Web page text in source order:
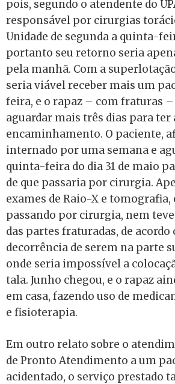
pois, segundo o atendente do
responsável por cirurgias
Unidade de segunda a quinta-
portanto seu retorno seria
pela manhã. Com a
seria viável receber mais um
feira, e o rapaz – com fraturas
aguardar mais três dias para ter
encaminhamento. O paciente,
internado por uma semana e
quinta-feira do dia 31 de maio
de que passaria por cirurgia.
exames de Raio-X e tomografia,
passando por cirurgia, nem
das partes fraturadas, de acordo
decorrência de serem na parte
onde seria impossível a
tala. Junho chegou, e o rapaz
em casa, fazendo uso de
e fisioterapia.
Em outro relato sobre o
de Pronto Atendimento a um
acidentado, o serviço prestado